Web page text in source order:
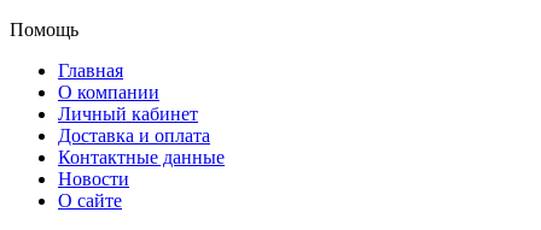
Помощь
Главная
О компании
Личный кабинет
Доставка и оплата
Контактные данные
Новости
О сайте